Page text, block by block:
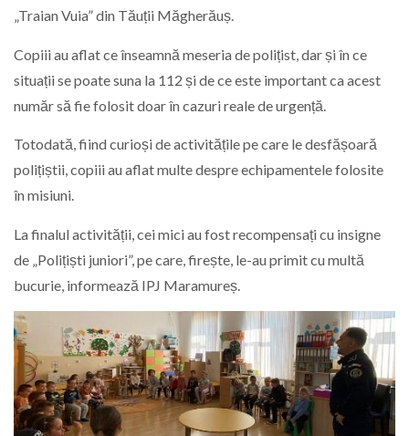
„Traian Vuia” din Tăuții Măgherăuș.
Copiii au aflat ce înseamnă meseria de polițist, dar și în ce
situații se poate suna la 112 și de ce este important ca acest
număr să fie folosit doar în cazuri reale de urgență.
Totodată, fiind curioși de activitățile pe care le desfășoară
polițiștii, copiii au aflat multe despre echipamentele folosite
în misiuni.
La finalul activității, cei mici au fost recompensați cu insigne
de „Polițiști juniori”, pe care, firește, le-au primit cu multă
bucurie, informează IPJ Maramureș.